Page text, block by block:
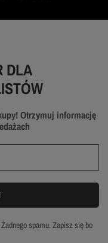
DLA
Otrzymuj informację
spamu. Zapisz się bo